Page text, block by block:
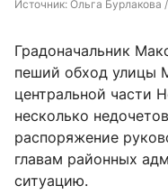
Источник: Ольга Бурлакова
Градоначальник
пеший обход улицы
центральной части
несколько
распоряжение
главам районных
ситуацию.